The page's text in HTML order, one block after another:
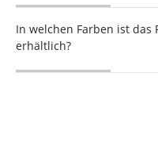
In welchen Farben ist das
erhältlich?